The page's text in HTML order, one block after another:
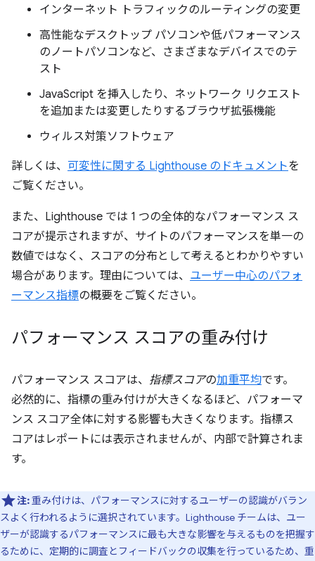
インターネット トラフィックのルーティングの変更
高性能なデスクトップ パソコンや低パフォーマンス
のノートパソコンなど、さまざまなデバイスでのテ
スト
JavaScript を挿入したり、ネットワーク リクエスト
を追加または変更したりするブラウザ拡張機能
ウィルス対策ソフトウェア
詳しくは、 可変性に関する Lighthouse のドキュメントを
ご覧ください。
また、Lighthouse では 1 つの全体的なパフォーマンス ス
コアが提示されますが、サイトのパフォーマンスを単一の
数値ではなく、スコアの分布として考えるとわかりやすい
場合があります。理由については、 ユーザー中心のパフォ
ーマンス指標の概要をご覧ください。
パフォーマンス スコアの重み付け
パフォーマンス スコアは、 指標スコアの加重平均です。
必然的に、指標の重み付けが大きくなるほど、パフォーマ
ンス スコア全体に対する影響も大きくなります。指標ス
コアはレポートには表示されませんが、内部で計算されま
す。
注:重み付けは、パフォーマンスに対するユーザーの認識がバラン
スよく行われるように選択されています。Lighthouse チームは、ユー
ザーが認識するパフォーマンスに最も大きな影響を与えるものを把握す
るために、定期的に調査とフィードバックの収集を行っているため、重